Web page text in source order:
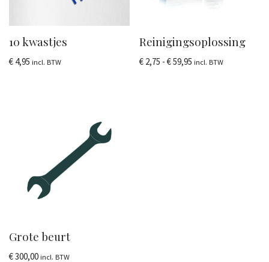
10 kwastjes
€ 4,95 incl. BTW
Reinigingsoplossing
€ 2,75 - €59,95 incl. BTW
Grote beurt
€300,00 incl. BTW